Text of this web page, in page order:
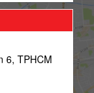
6, TPHCM